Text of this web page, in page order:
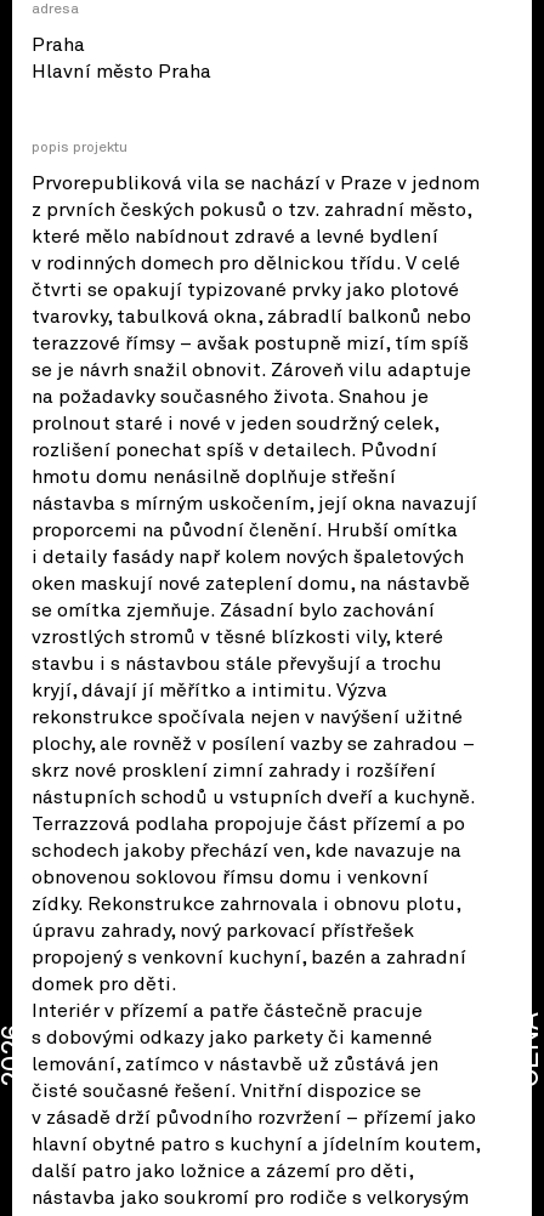
adresa
Praha
Hlavní město Praha
popis projektu
Prvorepubliková vila se nachází v Praze v jednom
z prvních českých pokusů o tzv. zahradní město,
které mělo nabídnout zdravé a levné bydlení
v rodinných domech pro dělnickou třídu. V celé
čtvrti se opakují typizované prvky jako plotové
tvarovky, tabulková okna, zábradlí balkonů nebo
terazzové římsy – avšak postupně mizí, tím spíš
se je návrh snažil obnovit. Zároveň vilu adaptuje
na požadavky současného života. Snahou je
prolnout staré i nové v jeden soudržný celek,
rozlišení ponechat spíš v detailech. Původní
hmotu domu nenásilně doplňuje střešní
nástavba s mírným uskočením, její okna navazují
proporcemi na původní členění. Hrubší omítka
i detaily fasády např kolem nových špaletových
oken maskují nové zateplení domu, na nástavbě
se omítka zjemňuje. Zásadní bylo zachování
vzrostlých stromů v těsné blízkosti vily, které
stavbu i s nástavbou stále převyšují a trochu
kryjí, dávají jí měřítko a intimitu. Výzva
rekonstrukce spočívala nejen v navýšení užitné
plochy, ale rovněž v posílení vazby se zahradou –
skrz nové prosklení zimní zahrady i rozšíření
nástupních schodů u vstupních dveří a kuchyně.
Terrazzová podlaha propojuje část přízemí a po
schodech jakoby přechází ven, kde navazuje na
obnovenou soklovou římsu domu i venkovní
zídky. Rekonstrukce zahrnovala i obnovu plotu,
úpravu zahrady, nový parkovací přístřešek
propojený s venkovní kuchyní, bazén a zahradní
domek pro děti.
Interiér v přízemí a patře částečně pracuje
s dobovými odkazy jako parkety či kamenné
lemování, zatímco v nástavbě už zůstává jen
čisté současné řešení. Vnitřní dispozice se
v zásadě drží původního rozvržení – přízemí jako
hlavní obytné patro s kuchyní a jídelním koutem,
další patro jako ložnice a zázemí pro děti,
nástavba jako soukromí pro rodiče s velkorysým
2026 CENA